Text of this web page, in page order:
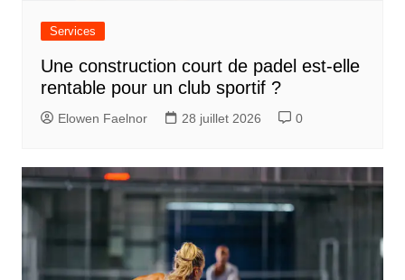
i
c
l
e
Services
Une construction court de padel est-elle
rentable pour un club sportif ?
Elowen Faelnor 28 juillet 2026 0